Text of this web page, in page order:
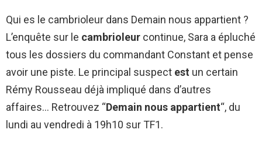
Qui es le cambrioleur dans Demain nous appartient ?
L’enquête sur le cambrioleur continue, Sara a épluché
tous les dossiers du commandant Constant et pense
avoir une piste. Le principal suspect est un certain
Rémy Rousseau déjà impliqué dans d’autres
affaires… Retrouvez “Demain nous appartient“, du
lundi au vendredi à 19h10 sur TF1.